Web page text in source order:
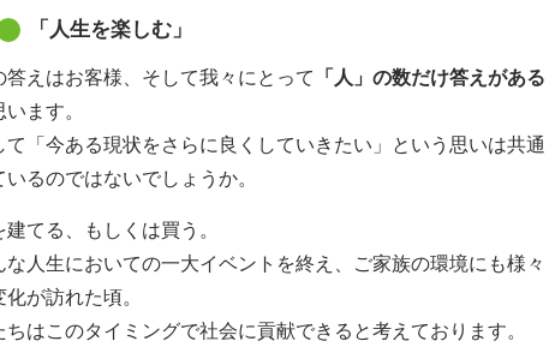
「人生を楽しむ」
答えはお客様、そして我々にとって
「人」の数だけ答えがある
います。
て「今ある現状をさらに良くしていきたい」という思いは共通
いるのではないでしょうか。
建てる、もしくは買う。
な人生においての一大イベントを終え、ご家族の環境にも様々
化が訪れた頃。
ちはこのタイミングで社会に貢献できると考えております。